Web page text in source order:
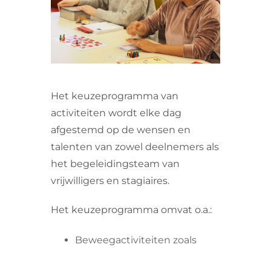
Het keuzeprogramma van
activiteiten wordt elke dag
afgestemd op de wensen en
talenten van zowel deelnemers als
het begeleidingsteam van
vrijwilligers en stagiaires.
Het keuzeprogramma omvat o.a.:
Beweegactiviteiten zoals